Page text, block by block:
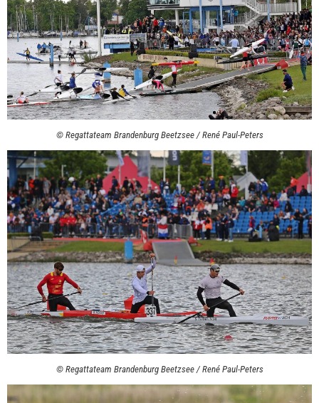
© Regattateam Brandenburg Beetzsee / René Paul-Peters
© Regattateam Brandenburg Beetzsee / René Paul-Peters